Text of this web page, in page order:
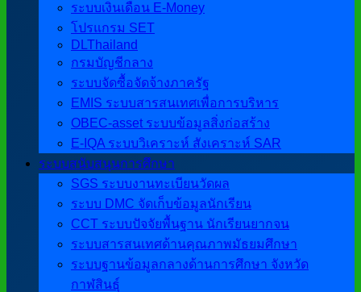
ระบบเงินเดือน E-Money
โปรแกรม SET
DLThailand
กรมบัญชีกลาง
ระบบจัดซื้อจัดจ้างภาครัฐ
EMIS ระบบสารสนเทศเพื่อการบริหาร
OBEC-asset ระบบข้อมูลสิ่งก่อสร้าง
E-IQA ระบบวิเคราะห์ สังเคราะห์ SAR
ระบบสนับสนุนการศึกษา
SGS ระบบงานทะเบียนวัดผล
ระบบ DMC จัดเก็บข้อมูลนักเรียน
CCT ระบบปัจจัยพื้นฐาน นักเรียนยากจน
ระบบสารสนเทศด้านคุณภาพมัธยมศึกษา
ระบบฐานข้อมูลกลางด้านการศึกษา จังหวัด
กาฬสินธุ์